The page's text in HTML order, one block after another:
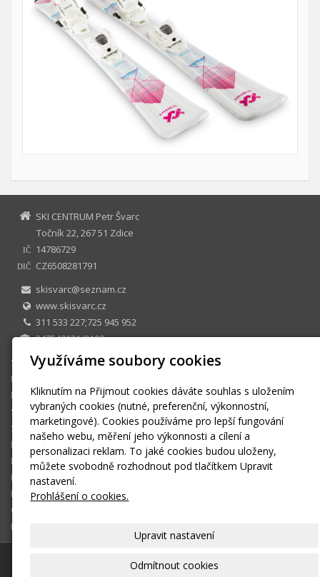
SKI CENTRUM Petr Švarc
Točník 22, 267 51 Zdice
IČ 14786729
DIČ
CZ6508281791
skisvarc@seznam.cz
www.skisvarc.cz
311 533 227;725 945 952
247548131/0100
SKI CENTRUM Petr Švarc
E-shop
Půjčovna
Sezonní půjčovné
Skiservis
Kontakt
Kontaktní formulář
Ke stažení
Montáž a seřízení vázání
OBCHODNÍ PODMÍNKY
Košík
SKI CENTRUM Petr Švarc | Mapa webu
Využíváme soubory cookies
Kliknutím na Přijmout cookies dáváte souhlas s uložením
vybraných cookies (nutné, preferenční, výkonnostní,
marketingové). Cookies používáme pro lepší fungování
našeho webu, měření jeho výkonnosti a cílení a
personalizaci reklam. To jaké cookies budou uloženy,
můžete svobodně rozhodnout pod tlačítkem Upravit
nastavení.
Prohlášení o cookies.
Upravit nastavení
Odmítnout cookies